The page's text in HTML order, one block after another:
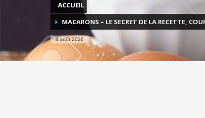
ACCUEIL
MACARONS – LE SECRET DE LA RECETTE,
8 août 2026